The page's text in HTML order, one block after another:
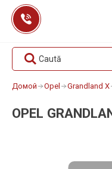
Перейти
содержанию
Caută
Домой Opel Grandland X
OPEL